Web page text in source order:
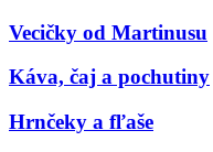
Vecičky od Martinusu
Káva, čaj a pochutiny
Hrnčeky a fľaše